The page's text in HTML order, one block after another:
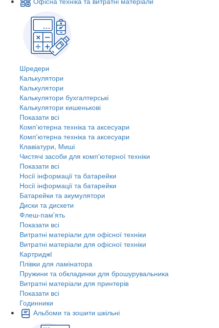
Шредери
Калькулятори
Калькулятори
Калькулятори бухгалтерські
Калькулятори кишенькові
Показати всі
Комп'ютерна техніка та аксесуари
Комп'ютерна техніка та аксесуари
Клавіатури, Миші
Чистячі засоби для комп'ютерної техніки
Показати всі
Носії інформації та батарейки
Носії інформації та батарейки
Батарейки та акумулятори
Диски та дискети
Флеш-пам'ять
Показати всі
Витратні матеріали для офісної техніки
Витратні матеріали для офісної техніки
Картриджi
Плівки для ламінатора
Пружини та обкладинки для брошурувальника
Витратні матеріали для принтерів
Показати всі
Годинники
Альбоми та зошити шкільні